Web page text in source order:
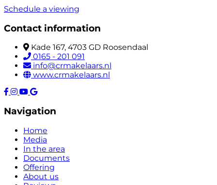
Schedule a viewing
Contact information
Kade 167, 4703 GD Roosendaal
0165 - 201 091
info@crmakelaars.nl
www.crmakelaars.nl
Navigation
Home
Media
In the area
Documents
Offering
About us